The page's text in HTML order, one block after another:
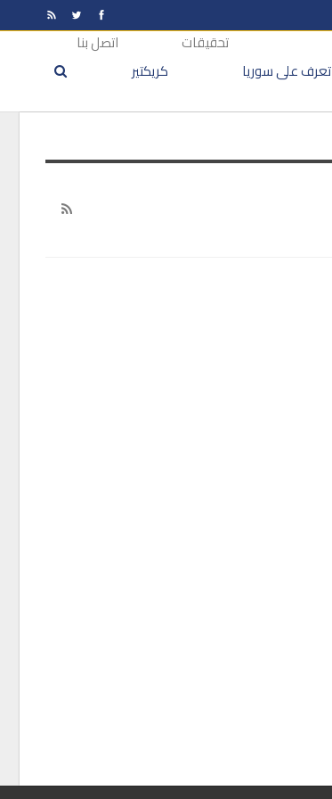
تعرف على سوريا
تحقيقات
كريكتير
اتصل بنا